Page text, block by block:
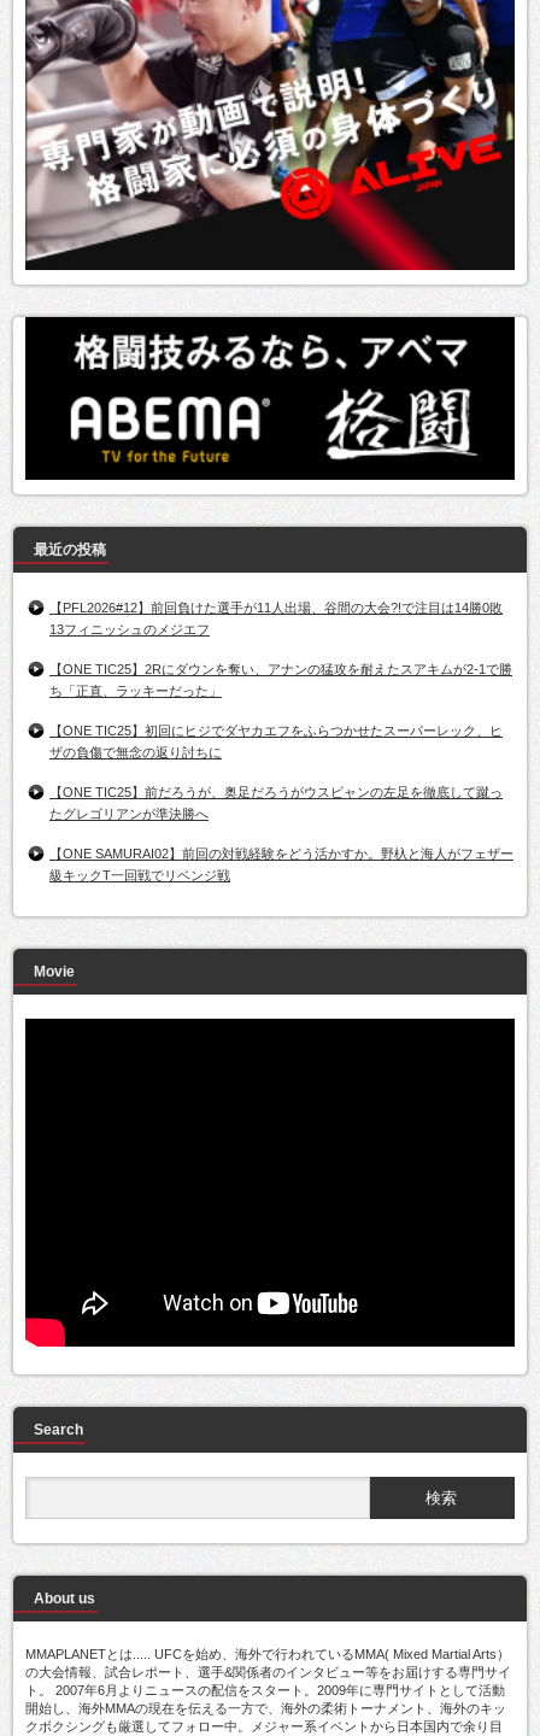
最近の投稿
【PFL2026#12】前回負けた選手が11人出場、谷間の大会?!で注目は14勝0敗
13フィニッシュのメジエフ
【ONE TIC25】2Rにダウンを奪い、アナンの猛攻を耐えたスアキムが2-1で勝
ち「正直、ラッキーだった」
【ONE TIC25】初回にヒジでダヤカエフをふらつかせたスーパーレック、ヒ
ザの負傷で無念の返り討ちに
【ONE TIC25】前だろうが、奥足だろうがウスビャンの左足を徹底して蹴っ
たグレゴリアンが準決勝へ
【ONE SAMURAI02】前回の対戦経験をどう活かすか。野杁と海人がフェザー
級キックT一回戦でリベンジ戦
Movie
Search
About us
MMAPLANETとは..... UFCを始め、海外で行われているMMA( Mixed Martial Arts）
の大会情報、試合レポート、選手&関係者のインタビュー等をお届けする専門サイ
ト。 2007年6月よりニュースの配信をスタート。2009年に専門サイトとして活動
開始し、海外MMAの現在を伝える一方で、海外の柔術トーナメント、海外のキッ
クボクシングも厳選してフォロー中。メジャー系イベントから日本国内で余り目